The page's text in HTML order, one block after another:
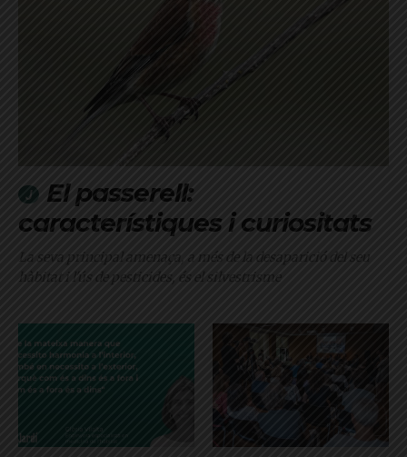
El passerell:
característiques i curiositats
La seva principal amenaça, a més de la desaparició del seu
hàbitat i l'ús de pesticides, és el silvestrisme